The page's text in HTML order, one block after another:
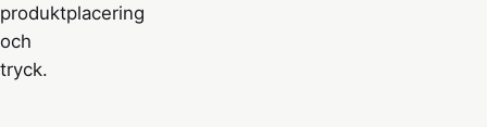
produktplacering
och
tryck.